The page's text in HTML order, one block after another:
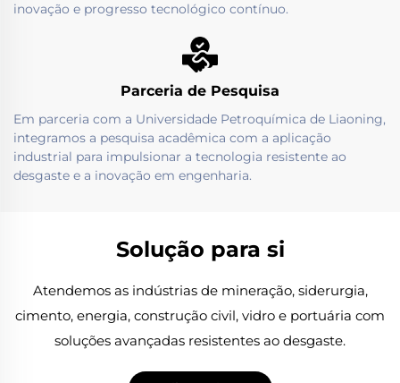
inovação e progresso tecnológico contínuo.
Parceria de Pesquisa
Em parceria com a Universidade Petroquímica de Liaoning,
integramos a pesquisa acadêmica com a aplicação
industrial para impulsionar a tecnologia resistente ao
desgaste e a inovação em engenharia.
Solução para si
Atendemos as indústrias de mineração, siderurgia,
cimento, energia, construção civil, vidro e portuária com
soluções avançadas resistentes ao desgaste.